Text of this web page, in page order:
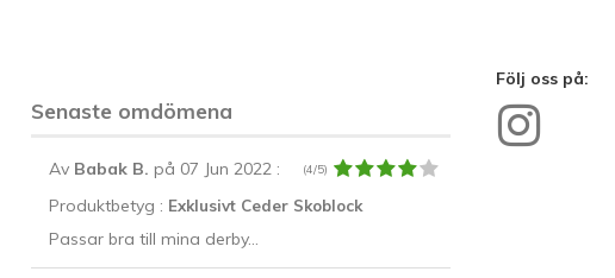
Senaste omdömena
Av Babak B. på 07 Jun 2022 : (4/5)
Produktbetyg : Exklusivt Ceder Skoblock
Passar bra till mina derby...
Följ oss på: